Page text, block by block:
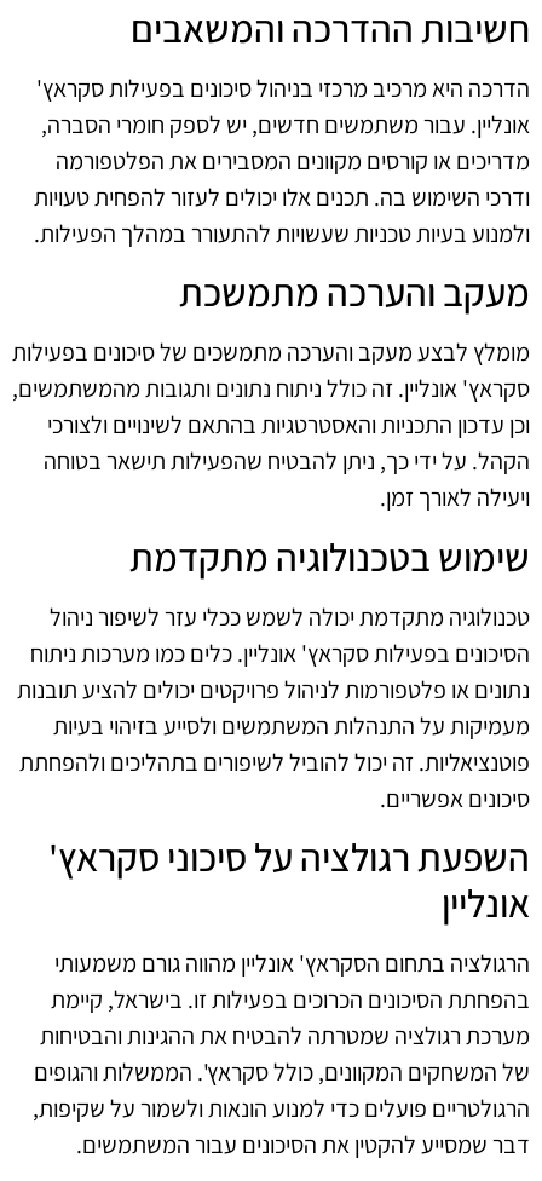
חשיבות ההדרכה והמשאבים
הדרכה היא מרכיב מרכזי בניהול סיכונים בפעילות סקראץ'
אונליין. עבור משתמשים חדשים, יש לספק חומרי הסברה,
מדריכים או קורסים מקוונים המסבירים את הפלטפורמה
ודרכי השימוש בה. תכנים אלו יכולים לעזור להפחית טעויות
ולמנוע בעיות טכניות שעשויות להתעורר במהלך הפעילות.
מעקב והערכה מתמשכת
מומלץ לבצע מעקב והערכה מתמשכים של סיכונים בפעילות
סקראץ' אונליין. זה כולל ניתוח נתונים ותגובות מהמשתמשים,
וכן עדכון התכניות והאסטרטגיות בהתאם לשינויים ולצורכי
הקהל. על ידי כך, ניתן להבטיח שהפעילות תישאר בטוחה
ויעילה לאורך זמן.
שימוש בטכנולוגיה מתקדמת
טכנולוגיה מתקדמת יכולה לשמש ככלי עזר לשיפור ניהול
הסיכונים בפעילות סקראץ' אונליין. כלים כמו מערכות ניתוח
נתונים או פלטפורמות לניהול פרויקטים יכולים להציע תובנות
מעמיקות על התנהלות המשתמשים ולסייע בזיהוי בעיות
פוטנציאליות. זה יכול להוביל לשיפורים בתהליכים ולהפחתת
סיכונים אפשריים.
השפעת רגולציה על סיכוני סקראץ'
אונליין
הרגולציה בתחום הסקראץ' אונליין מהווה גורם משמעותי
בהפחתת הסיכונים הכרוכים בפעילות זו. בישראל, קיימת
מערכת רגולציה שמטרתה להבטיח את ההגינות והבטיחות
של המשחקים המקוונים, כולל סקראץ'. הממשלות והגופים
הרגולטריים פועלים כדי למנוע הונאות ולשמור על שקיפות,
דבר שמסייע להקטין את הסיכונים עבור המשתמשים.